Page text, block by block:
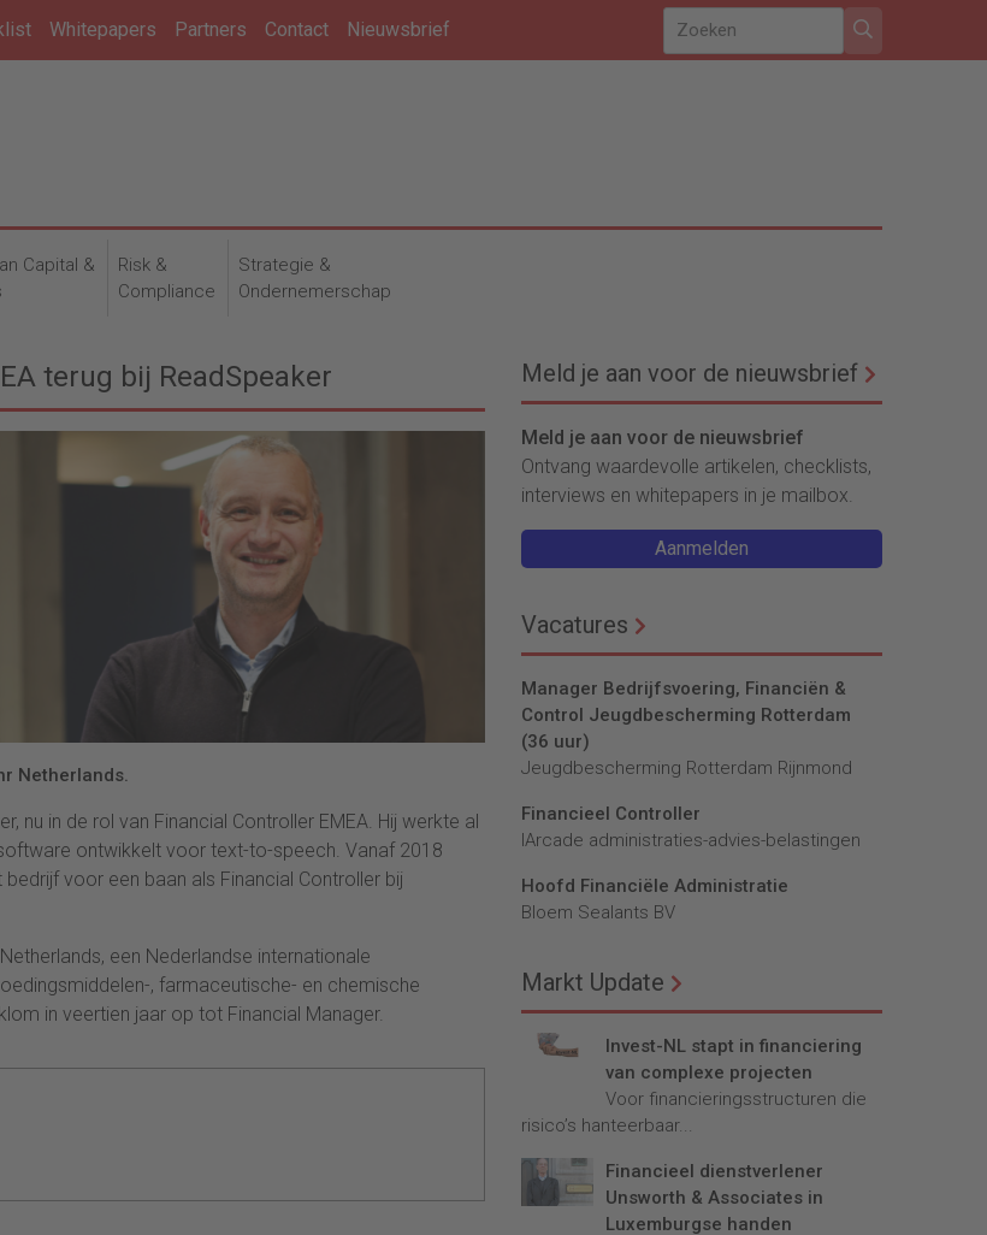
Whitepapers Partners Contact Nieuwsbrief
Capital &
Risk &
Compliance
Strategie &
Ondernemerschap
terug bij ReadSpeaker
Netherlands.
nu in de rol van Financial Controller EMEA. Hij werkte al
ontwikkelt voor text-to-speech. Vanaf 2018
voor een baan als Financial Controller bij
een Nederlandse internationale
, farmaceutische- en chemische
in veertien jaar op tot Financial Manager.
Meld je aan voor de nieuwsbrief
Meld je aan voor de nieuwsbrief
Ontvang waardevolle artikelen, checklists,
interviews en whitepapers in je mailbox.
Aanmelden
Vacatures
Manager Bedrijfsvoering, Financiën &
Control Jeugdbescherming Rotterdam
(36 uur)
Jeugdbescherming Rotterdam Rijnmond
Financieel Controller
lArcade administraties-advies-belastingen
Hoofd Financiële Administratie
Bloem Sealants BV
Markt Update
Invest-NL stapt in financiering
van complexe projecten
Voor financieringsstructuren die
risico’s hanteerbaar...
Financieel dienstverlener
Unsworth & Associates in
Luxemburgse handen